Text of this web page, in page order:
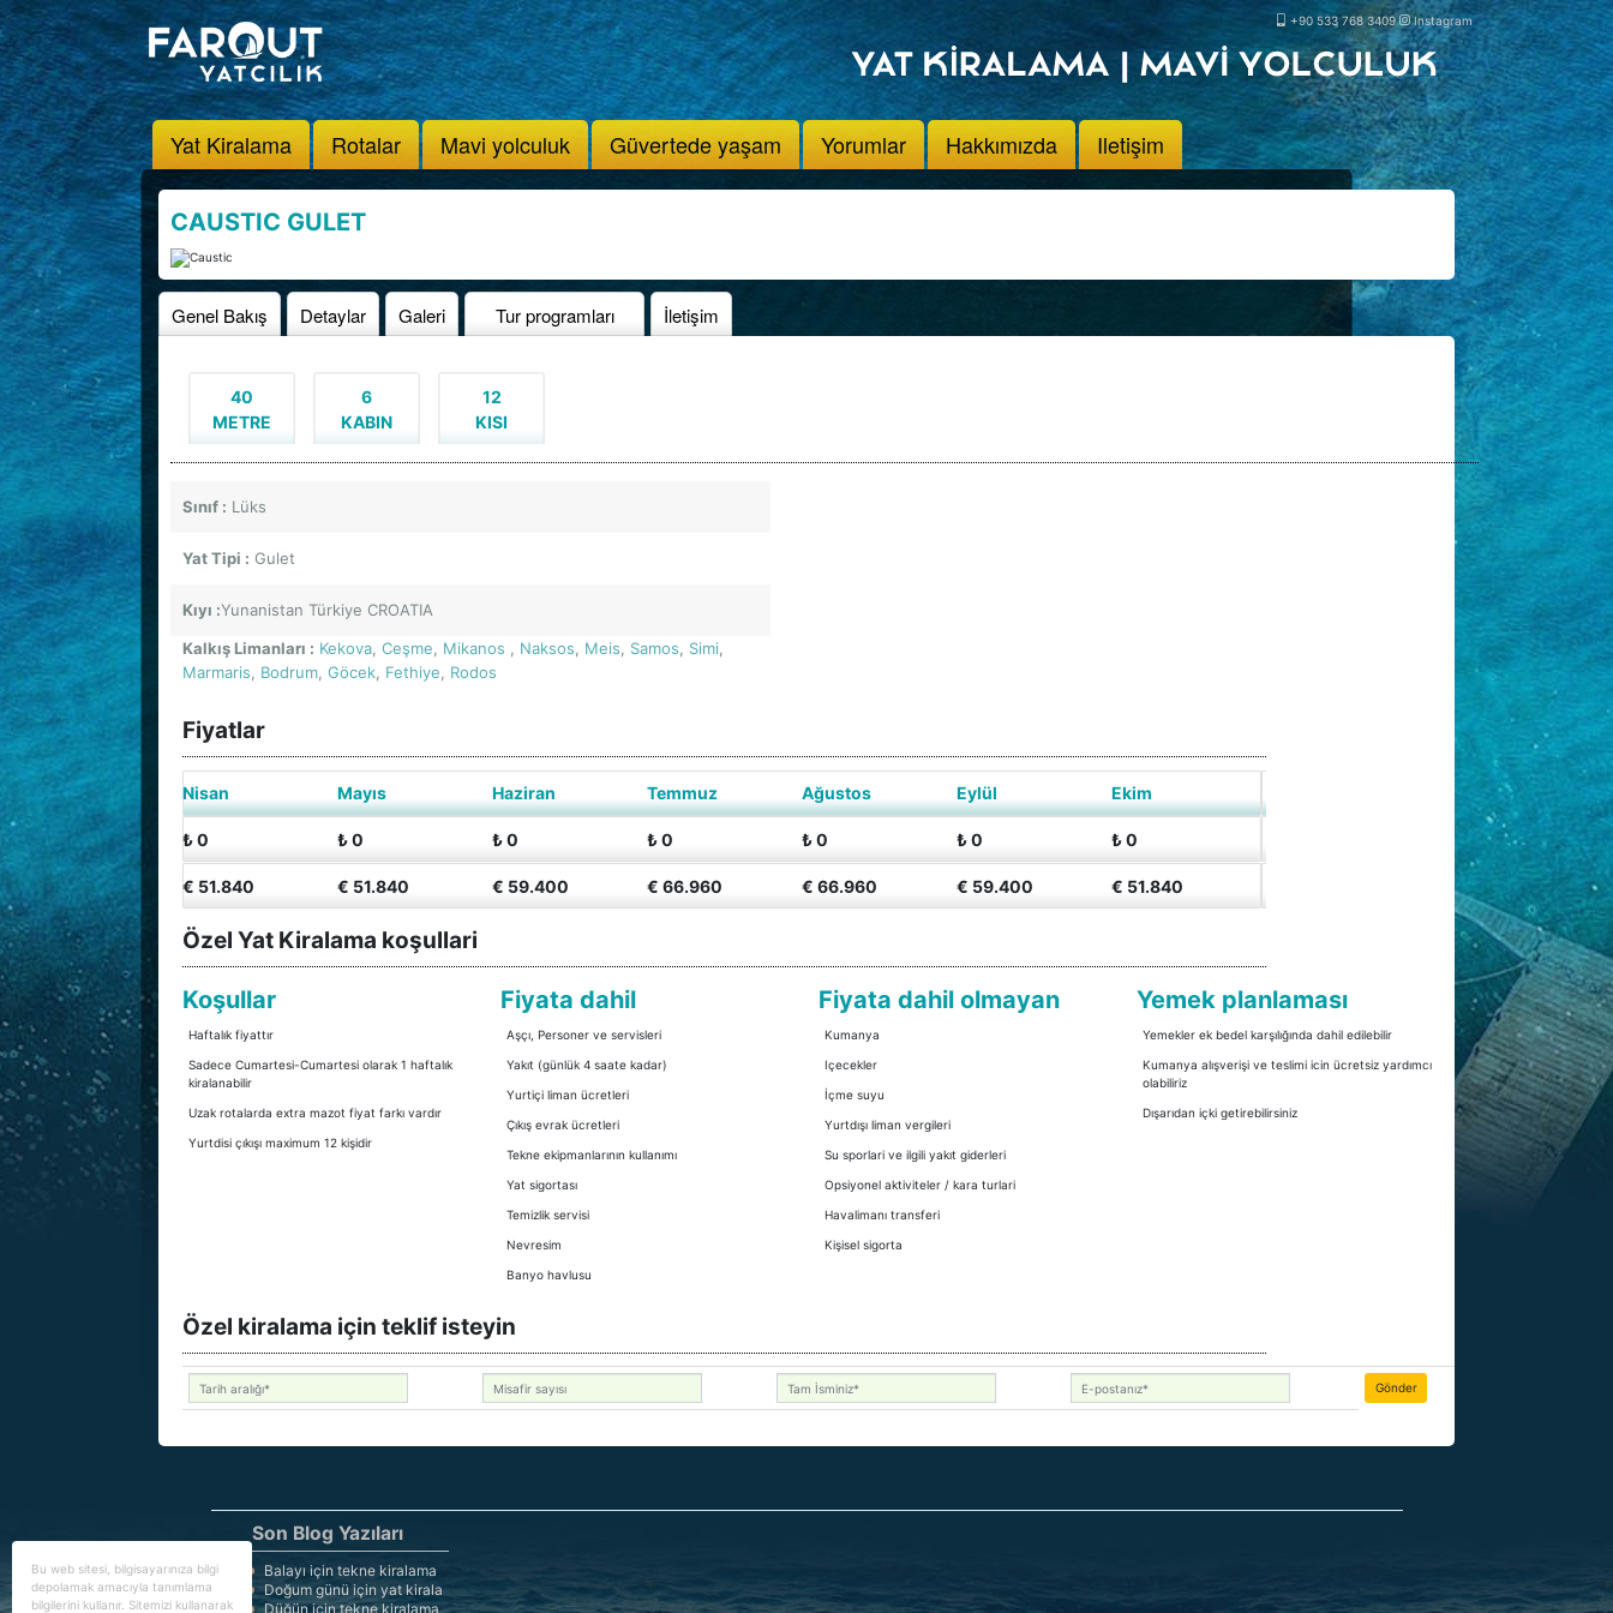
+90 533 768 3409 Instagram
Yat Kiralama Rotalar Mavi yolculuk Güvertede yaşam Yorumlar Hakkımızda Iletişim
CAUSTIC GULET
Genel Bakış Detaylar Galeri Tur programları İletişim
40
METRE
6
KABIN
12
KISI
Sınıf : Lüks
Yat Tipi : Gulet
Kıyı :Yunanistan Türkiye CROATIA
Kalkış Limanları : Kekova, Ceşme, Mikanos , Naksos, Meis, Samos, Simi,
Marmaris, Bodrum, Göcek, Fethiye, Rodos
Fiyatlar
Nisan Mayıs Haziran Temmuz Ağustos Eylül Ekim
₺ 0 ₺ 0 ₺ 0 ₺ 0 ₺ 0 ₺ 0 ₺ 0
€ 51.840 € 51.840 € 59.400 € 66.960 € 66.960 € 59.400 € 51.840
Özel Yat Kiralama koşullari
Koşullar
Haftalık fiyattır
Sadece Cumartesi-Cumartesi olarak 1 haftalık
kiralanabilir
Uzak rotalarda extra mazot fiyat farkı vardır
Yurtdisi çıkışı maximum 12 kişidir
Fiyata dahil
Aşçı, Personer ve servisleri
Yakıt (günlük 4 saate kadar)
Yurtiçi liman ücretleri
Çıkış evrak ücretleri
Tekne ekipmanlarının kullanımı
Yat sigortası
Temizlik servisi
Nevresim
Banyo havlusu
Fiyata dahil olmayan
Kumanya
Içecekler
İçme suyu
Yurtdışı liman vergileri
Su sporlari ve ilgili yakıt giderleri
Opsiyonel aktiviteler / kara turlari
Havalimanı transferi
Kişisel sigorta
Yemek planlaması
Yemekler ek bedel karşılığında dahil edilebilir
Kumanya alışverişi ve teslimi icin ücretsiz yardımcı
olabiliriz
Dışarıdan içki getirebilirsiniz
Özel kiralama için teklif isteyin
Gönder
Bu web sitesi, bilgisayarınıza bilgi
depolamak amacıyla tanımlama
bilgilerini kullanır. Sitemizi kullanarak
Son Blog Yazıları
Balayı için tekne kiralama
Doğum günü için yat kirala
Düğün için tekne kiralama